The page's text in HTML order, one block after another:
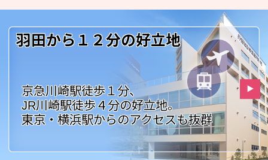
羽田から１２分の好立地
京急川崎駅徒歩１分、
JR川崎駅徒歩４分の好立地。
東京・横浜駅からのアクセスも抜群